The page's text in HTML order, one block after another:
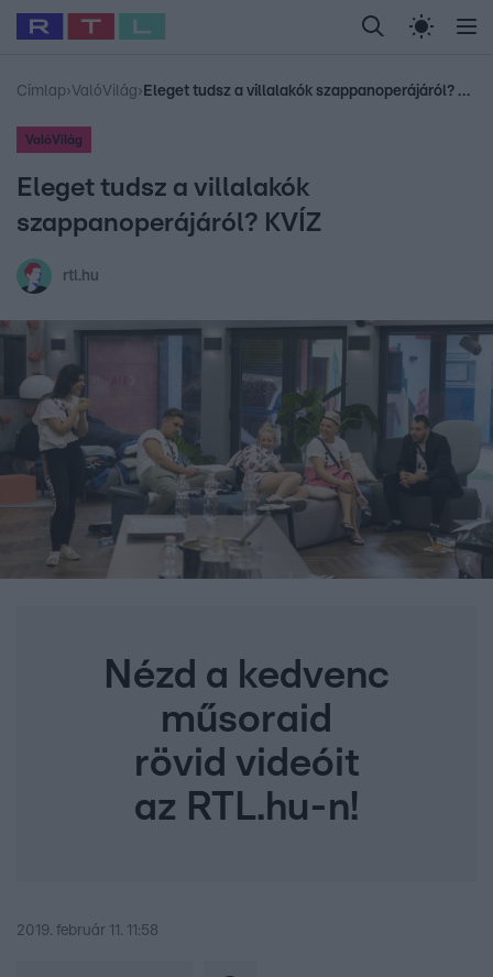
Legfrissebb RTL Híradó Randi Celeb vagyok,
Babits Marcella Most Wanted Gallusz
Címlap›ValóVilág› Eleget tudsz a villalakók szappanoperájáról? KVÍZ
ValóVilág
Eleget tudsz a villalakók
szappanoperájáról? KVÍZ
rtl.hu
Nézd a kedvenc
műsoraid
rövid videóit
az RTL.hu-n!
2019. február 11. 11:58